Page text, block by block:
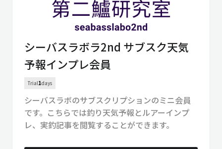
シーバスラボラ2nd サブスク天気
予報インプレ会員
Trial1days
シーバスラボのサブスクリプションのミニ会員
です。こちらでは釣り天気予報とルアーインプ
レ、実釣記事を閲覧することができます。